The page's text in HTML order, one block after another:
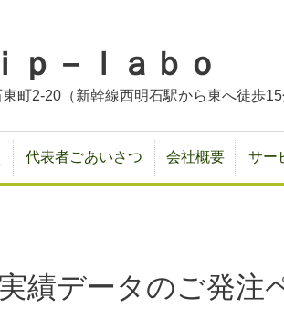
ｐ－ｌａｂｏ
町2-20（新幹線西明石駅から東へ徒歩15
代表者ごあいさつ 会社概要 サー
績データのご発注